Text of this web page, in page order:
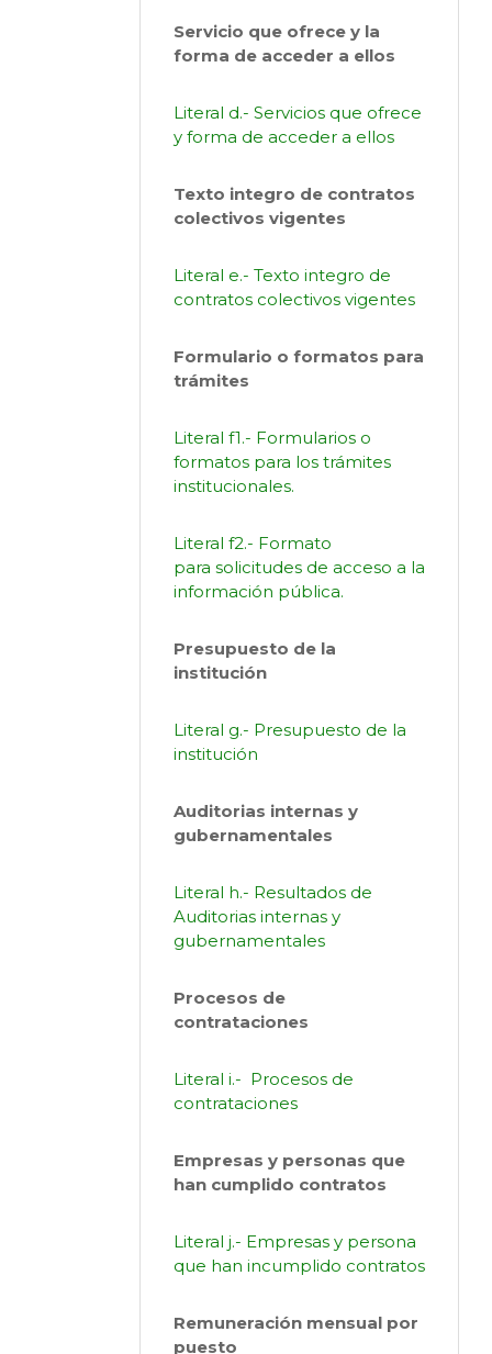
Servicio que ofrece y la
forma de acceder a ellos
Literal d.- Servicios que ofrece
y forma de acceder a ellos
Texto integro de contratos
colectivos vigentes
Literal e.- Texto integro de
contratos colectivos vigentes
Formulario o formatos para
trámites
Literal f1.- Formularios o
formatos para los trámites
institucionales.
Literal f2.- Formato
para solicitudes de acceso a la
información pública.
Presupuesto de la
institución
Literal g.- Presupuesto de la
institución
Auditorias internas y
gubernamentales
Literal h.- Resultados de
Auditorias internas y
gubernamentales
Procesos de
contrataciones
Literal i.- Procesos de
contrataciones
Empresas y personas que
han cumplido contratos
Literal j.- Empresas y persona
que han incumplido contratos
Remuneración mensual por
puesto